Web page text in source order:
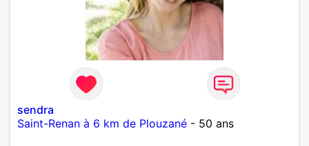
sendra
Saint-Renan à 6 km de Plouzané - 50 ans